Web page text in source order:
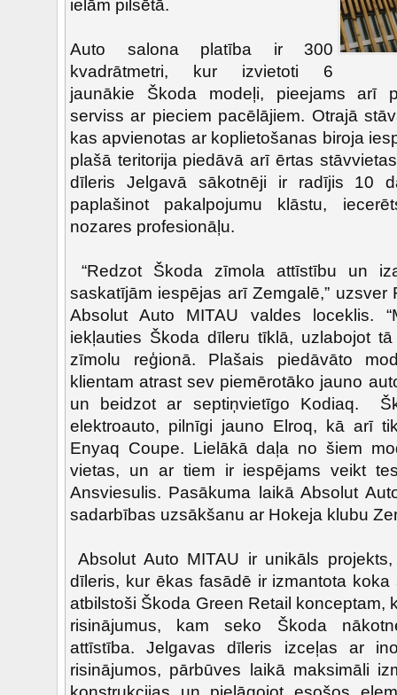
ielām pilsētā.
Auto salona platība ir 300
kvadrātmetri, kur izvietoti 6
jaunākie Škoda modeļi, pieejams arī
serviss ar pieciem pacēlājiem. Otrajā
kas apvienotas ar koplietošanas biroja
plašā teritorija piedāvā arī ērtas
dīleris Jelgavā sākotnēji ir radījis 10
paplašinot pakalpojumu klāstu,
nozares profesionāļu.
“Redzot Škoda zīmola attīstību un
saskatījām iespējas arī Zemgalē,” uzsver
Absolut Auto MITAU valdes loceklis.
iekļauties Škoda dīleru tīklā, uzlabojot
zīmolu reģionā. Plašais piedāvāto
klientam atrast sev piemērotāko jauno
un beidzot ar septiņvietīgo Kodiaq.
elektroauto, pilnīgi jauno Elroq, kā arī
Enyaq Coupe. Lielākā daļa no šiem
vietas, un ar tiem ir iespējams veikt
Ansviesulis. Pasākuma laikā Absolut
sadarbības uzsākšanu ar Hokeja klubu
Absolut Auto MITAU ir unikāls
dīleris, kur ēkas fasādē ir izmantota
atbilstoši Škoda Green Retail konceptam,
risinājumus, kam seko Škoda
attīstība. Jelgavas dīleris izceļas ar
risinājumos, pārbūves laikā maksimāli